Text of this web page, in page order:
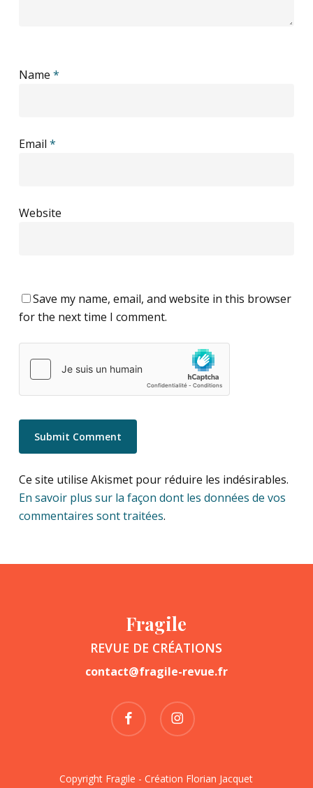
Name *
Email *
Website
Save my name, email, and website in this browser
for the next time I comment.
Ce site utilise Akismet pour réduire les indésirables.
En savoir plus sur la façon dont les données de vos
commentaires sont traitées.
Fragile
REVUE DE CRÉATIONS
contact@fragile-revue.fr
facebook instagram
Copyright Fragile - Création Florian Jacquet